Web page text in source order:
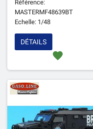
TERRE DE FRANCE
Référence:
MASTERMF48639BT
Echelle: 1/48
favorite
DÉTAILS